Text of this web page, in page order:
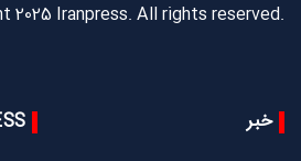
2025 Iranpress. All rights reserved.
خبر